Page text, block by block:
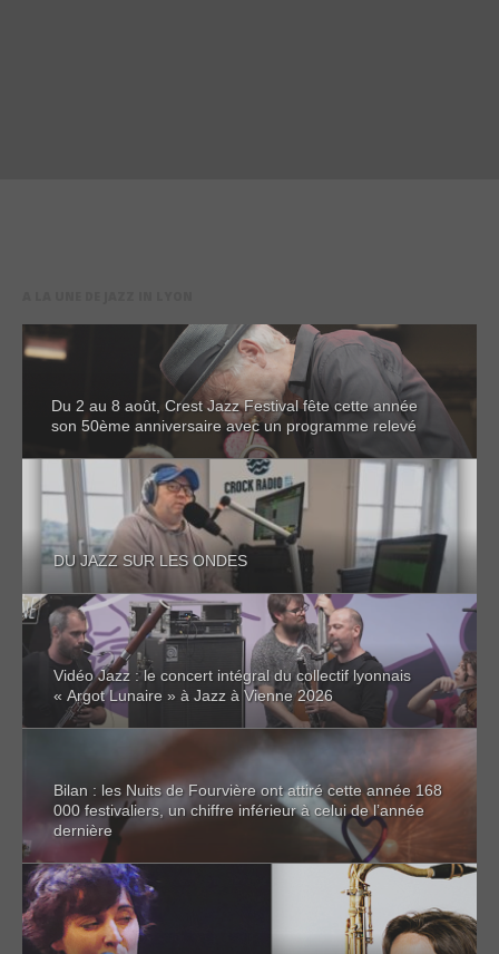
Du 2 au 8 août, Crest Jazz Festival fête cette année
son 50ème anniversaire avec un programme relevé
DU JAZZ SUR LES ONDES
Vidéo Jazz : le concert intégral du collectif lyonnais
« Argot Lunaire » à Jazz à Vienne 2026
Bilan : les Nuits de Fourvière ont attiré cette année 168
000 festivaliers, un chiffre inférieur à celui de l’année
dernière